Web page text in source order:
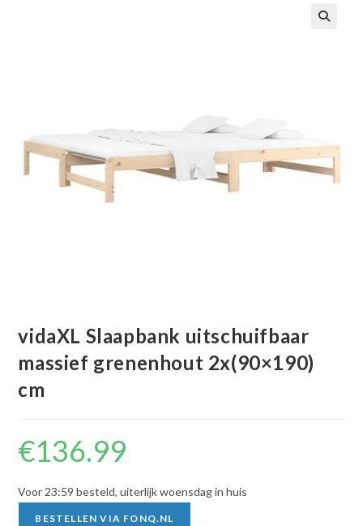
vidaXL Slaapbank uitschuifbaar
massief grenenhout 2x(90×190)
cm
€136.99
Voor 23:59 besteld, uiterlijk woensdag in huis
BESTELLEN VIA FONQ.NL